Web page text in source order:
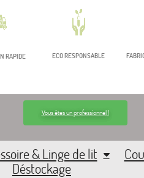
RAPIDE ECO RESPONSABLE
Vous êtes un professionnel !
& Linge de lit
Déstockage